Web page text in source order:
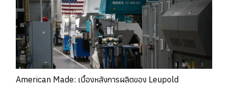
American Made: เบื้องหลังการผลิตของ Leupold